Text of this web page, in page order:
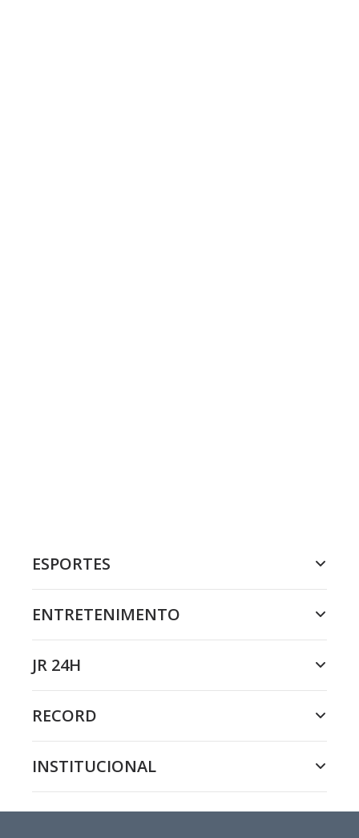
ESPORTES
ENTRETENIMENTO
JR 24H
RECORD
INSTITUCIONAL